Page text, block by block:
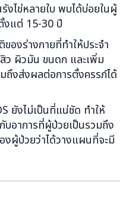
งไข่หลายใบ พบได้บ่อยในผู้
แต่ 15-30 ปี
องร่างกายที่ทำให้ประจำ
ว ผิวมัน ขนดก และเพิ่ม
ถึงส่งผลต่อการตั้งครรภ์ได้
ยังไม่เป็นที่แน่ชัด ทำให้
อาการที่ผู้ป่วยเป็นรวมถึง
ผู้ป่วยว่าได้วางแผนที่จะมี